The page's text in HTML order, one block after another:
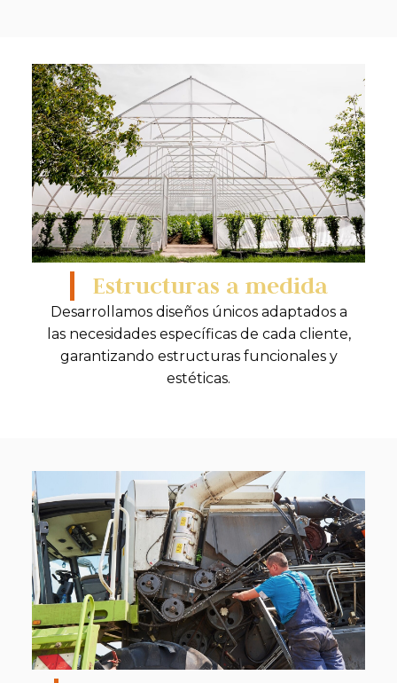
Estructuras a medida
Desarrollamos diseños únicos adaptados a
las necesidades específicas de cada cliente,
garantizando estructuras funcionales y
estéticas.